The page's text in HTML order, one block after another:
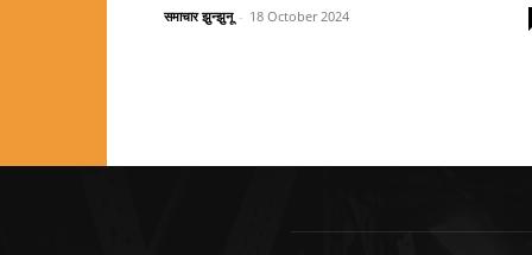
समाचार झुन्झुनू - 18 October 2024